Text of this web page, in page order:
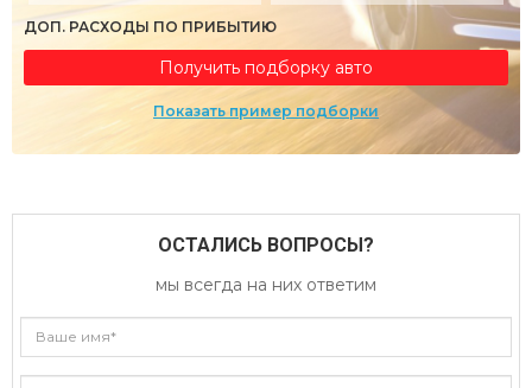
ДОП. РАСХОДЫ ПО ПРИБЫТИЮ
Получить подборку авто
Показать пример подборки
ОСТАЛИСЬ ВОПРОСЫ?
мы всегда на них ответим